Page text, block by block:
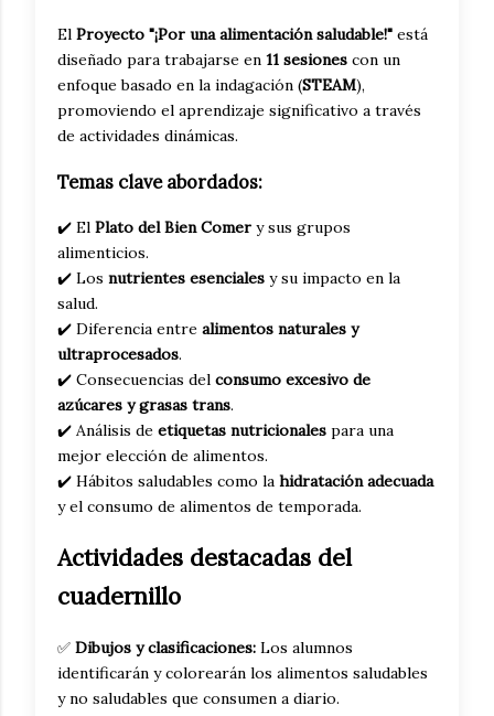
El Proyecto "¡Por una alimentación saludable!" está
diseñado para trabajarse en 11 sesiones con un
enfoque basado en la indagación (STEAM),
promoviendo el aprendizaje significativo a través
de actividades dinámicas.
Temas clave abordados:
✔️ El Plato del Bien Comer y sus grupos
alimenticios.
✔️ Los nutrientes esenciales y su impacto en la
salud.
✔️ Diferencia entre alimentos naturales y
ultraprocesados.
✔️ Consecuencias del consumo excesivo de
azúcares y grasas trans.
✔️ Análisis de etiquetas nutricionales para una
mejor elección de alimentos.
✔️ Hábitos saludables como la hidratación adecuada
y el consumo de alimentos de temporada.
Actividades destacadas del
cuadernillo
✅ Dibujos y clasificaciones: Los alumnos
identificarán y colorearán los alimentos saludables
y no saludables que consumen a diario.